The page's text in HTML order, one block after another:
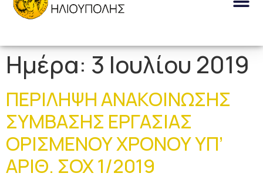
Ημέρα: 3 Ιουλίου 2019
ΠΕΡΙΛΗΨΗ ΑΝΑΚΟΙΝΩΣΗΣ
ΣΥΜΒΑΣΗΣ ΕΡΓΑΣΙΑΣ
ΟΡΙΣΜΕΝΟΥ ΧΡΟΝΟΥ ΥΠ’
ΑΡΙΘ. ΣΟΧ 1/2019